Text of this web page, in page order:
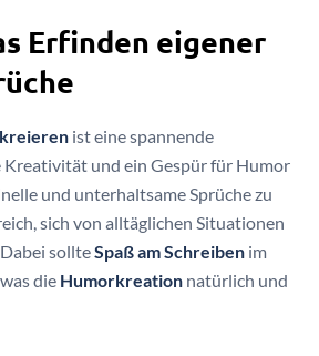
Erfinden eigener
ist eine spannende
Kreativität und ein Gespür für Humor
und unterhaltsame Sprüche zu
sich von alltäglichen Situationen
sollteSpaß am Schreiben im
die Humorkreation natürlich und